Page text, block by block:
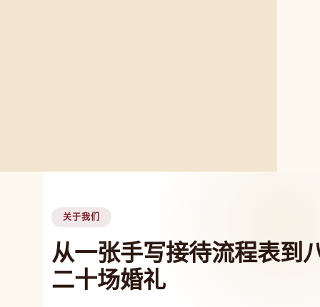
关于我们
从一张手写接待流程表到
二十场婚礼